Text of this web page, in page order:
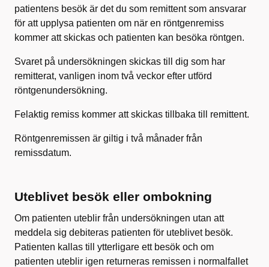
patientens besök är det du som remittent som ansvarar
för att upplysa patienten om när en röntgenremiss
kommer att skickas och patienten kan besöka röntgen.
Svaret på undersökningen skickas till dig som har
remitterat, vanligen inom två veckor efter utförd
röntgenundersökning.
Felaktig remiss kommer att skickas tillbaka till remittent.
Röntgenremissen är giltig i två månader från
remissdatum.
Uteblivet besök eller ombokning
Om patienten uteblir från undersökningen utan att
meddela sig debiteras patienten för uteblivet besök.
Patienten kallas till ytterligare ett besök och om
patienten uteblir igen returneras remissen i normalfallet